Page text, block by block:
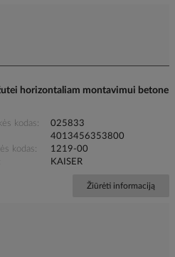
horizontaliam montavimui betone
kodas
025833
4013456353800
kodas
1219-00
KAISER
Žiūrėti informaciją